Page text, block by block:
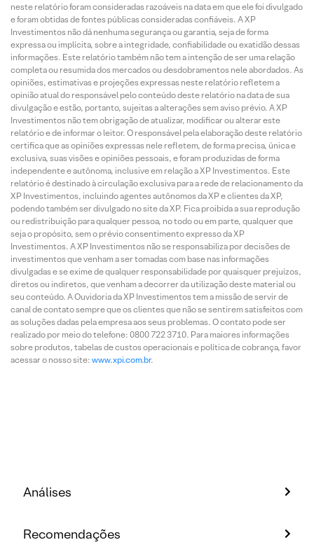
neste relatório foram consideradas razoáveis na data em que ele foi divulgado
e foram obtidas de fontes públicas consideradas confiáveis. A XP
Investimentos não dá nenhuma segurança ou garantia, seja de forma
expressa ou implícita, sobre a integridade, confiabilidade ou exatidão dessas
informações. Este relatório também não tem a intenção de ser uma relação
completa ou resumida dos mercados ou desdobramentos nele abordados. As
opiniões, estimativas e projeções expressas neste relatório refletem a
opinião atual do responsável pelo conteúdo deste relatório na data de sua
divulgação e estão, portanto, sujeitas a alterações sem aviso prévio. A XP
Investimentos não tem obrigação de atualizar, modificar ou alterar este
relatório e de informar o leitor. O responsável pela elaboração deste relatório
certifica que as opiniões expressas nele refletem, de forma precisa, única e
exclusiva, suas visões e opiniões pessoais, e foram produzidas de forma
independente e autônoma, inclusive em relação a XP Investimentos. Este
relatório é destinado à circulação exclusiva para a rede de relacionamento da
XP Investimentos, incluindo agentes autônomos da XP e clientes da XP,
podendo também ser divulgado no site da XP. Fica proibida a sua reprodução
ou redistribuição para qualquer pessoa, no todo ou em parte, qualquer que
seja o propósito, sem o prévio consentimento expresso da XP
Investimentos. A XP Investimentos não se responsabiliza por decisões de
investimentos que venham a ser tomadas com base nas informações
divulgadas e se exime de qualquer responsabilidade por quaisquer prejuízos,
diretos ou indiretos, que venham a decorrer da utilização deste material ou
seu conteúdo. A Ouvidoria da XP Investimentos tem a missão de servir de
canal de contato sempre que os clientes que não se sentirem satisfeitos com
as soluções dadas pela empresa aos seus problemas. O contato pode ser
realizado por meio do telefone: 0800 722 3710. Para maiores informações
sobre produtos, tabelas de custos operacionais e política de cobrança, favor
acessar o nosso site: www.xpi.com.br.
Análises
Recomendações